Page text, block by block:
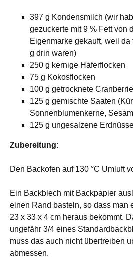
397 g Kondensmilch (wir
gezuckerte mit 9 % Fett von
Eigenmarke gekauft, weil
g drin waren)
250 g kernige Haferflocken
75 g Kokosflocken
100 g getrocknete
125 g gemischte Saaten
Sonnenblumenkerne,
125 g ungesalzene Erdnüsse
Zubereitung:
Den Backofen auf 130 °C Umluft
Ein Backblech mit Backpapier
einen Rand basteln, so dass man
23 x 33 x 4 cm heraus bekommt.
ungefähr 3/4 eines
muss das auch nicht übertreiben
abmessen.